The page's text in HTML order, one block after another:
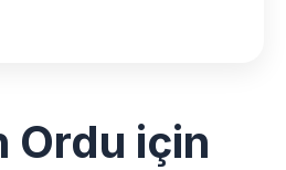
Ordu için